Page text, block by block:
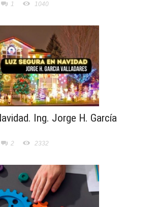
1 1040
Ing. Jorge H. García
2 2332